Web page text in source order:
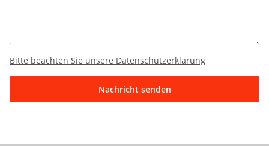
Bitte beachten Sie unsere Datenschutzerklärung
Nachricht senden